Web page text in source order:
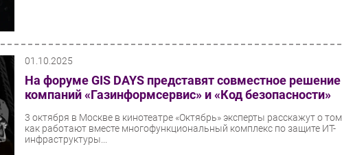
01.10.2025
На форуме GIS DAYS представят совместное решение
компаний «Газинформсервис» и «Код безопасности»
3 октября в Москве в кинотеатре «Октябрь» эксперты расскажут о
как работают вместе многофункциональный комплекс по защите ИТ-
инфраструктуры...